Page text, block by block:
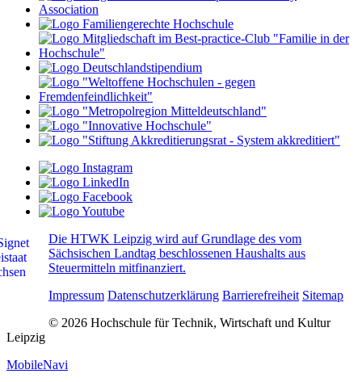
Die HTWK Leipzig wird auf Grundlage des vom
Sächsischen Landtag beschlossenen Haushalts aus
Steuermitteln mitfinanziert.
Impressum Datenschutzerklärung Barrierefreiheit Sitemap
© 2026 Hochschule für Technik, Wirtschaft und Kultur
Leipzig
MobileNavi